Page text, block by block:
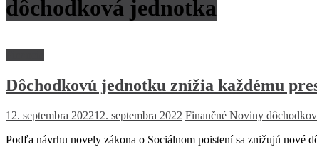
dôchodková jednotka
Dôchodkovú jednotku znížia každému
12. septembra 202212. septembra 2022 Finančné Noviny
Podľa návrhu novely zákona o Sociálnom poistení sa znižujú nové